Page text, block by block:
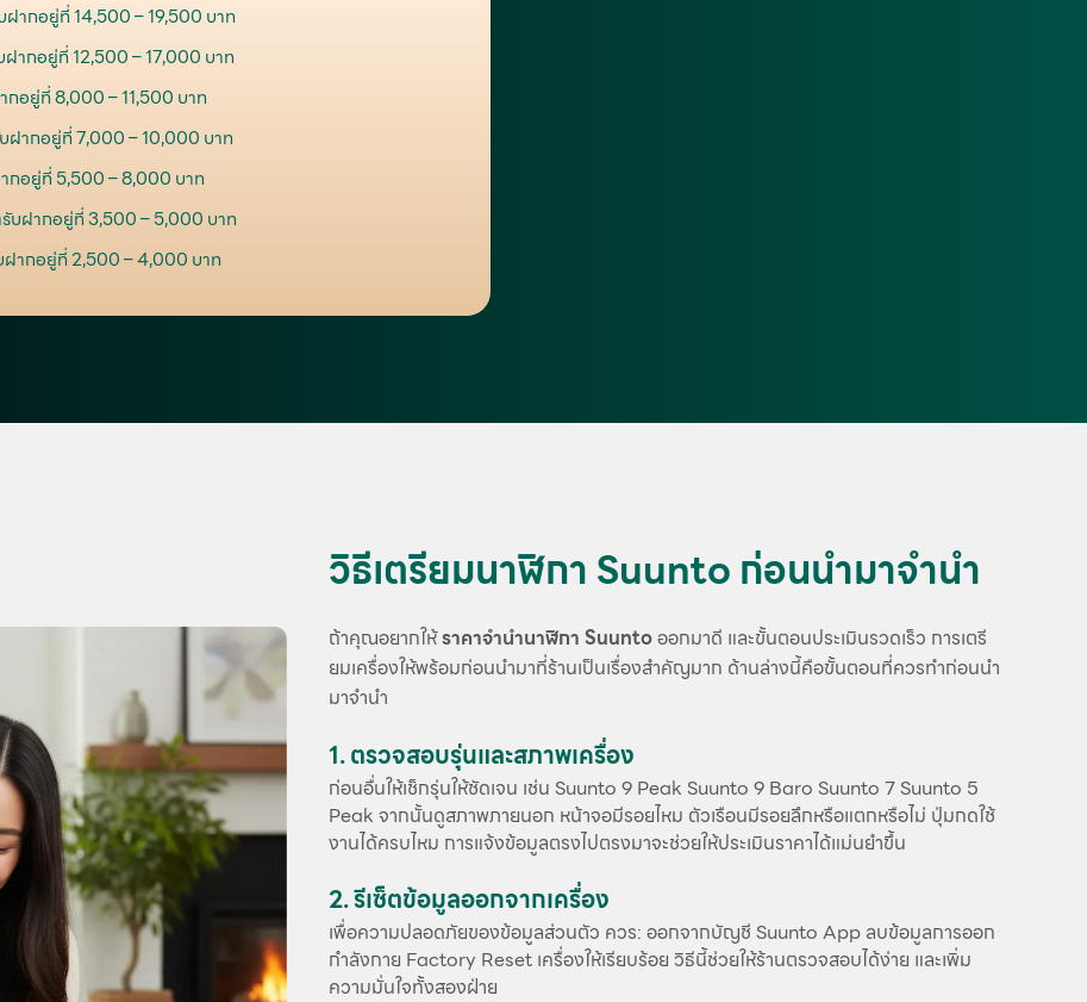
ฝากอยู่ที่ 14,500 – 19,500 บาท
ฝากอยู่ที่ 12,500 – 17,000 บาท
กอยู่ที่ 8,000 – 11,500 บาท
ฝากอยู่ที่ 7,000 – 10,000 บาท
กอยู่ที่ 5,500 – 8,000 บาท
รับฝากอยู่ที่ 3,500 – 5,000 บาท
ฝากอยู่ที่ 2,500 – 4,000 บาท
วิธีเตรียมนาฬิกา Suunto ก่อนนำมาจำนำ
ถ้าคุณอยากให้ราคาจำนำนาฬิกา Suuntoออกมาดี และขั้นตอนประเมินรวดเร็ว การเตรี
ยมเครื่องให้พร้อมก่อนนำมาที่ร้านเป็นเรื่องสำคัญมาก ด้านล่างนี้คือขั้นตอนที่ควรทำก่อนนำ
มาจำนำ
1. ตรวจสอบรุ่นและสภาพเครื่อง
ก่อนอื่นให้เช็กรุ่นให้ชัดเจน เช่น Suunto 9 Peak Suunto 9 Baro Suunto 7 Suunto 5
Peak จากนั้นดูสภาพภายนอก หน้าจอมีรอยไหม ตัวเรือนมีรอยลึกหรือแตกหรือไม่ ปุ่มกดใช้
งานได้ครบไหม การแจ้งข้อมูลตรงไปตรงมาจะช่วยให้ประเมินราคาได้แม่นยำขึ้น
2. รีเซ็ตข้อมูลออกจากเครื่อง
เพื่อความปลอดภัยของข้อมูลส่วนตัว ควร: ออกจากบัญชี Suunto App ลบข้อมูลการออก
กำลังกาย Factory Reset เครื่องให้เรียบร้อย วิธีนี้ช่วยให้ร้านตรวจสอบได้ง่าย และเพิ่ม
ความมั่นใจทั้งสองฝ่าย